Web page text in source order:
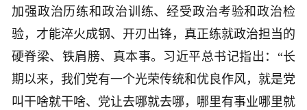
加强政治历练和政治训练、经受政治考验和政治检
验，才能淬火成钢、开刃出锋，真正练就政治担当的
硬脊梁、铁肩膀、真本事。习近平总书记指出：“长
期以来，我们党有一个光荣传统和优良作风，就是党
叫干啥就干啥、党让去哪就去哪，哪里有事业哪里就